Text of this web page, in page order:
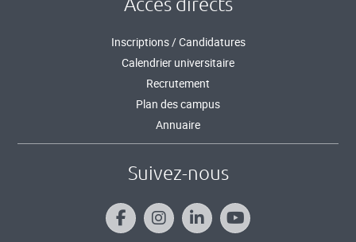
Accès directs
Inscriptions / Candidatures
Calendrier universitaire
Recrutement
Plan des campus
Annuaire
Suivez-nous